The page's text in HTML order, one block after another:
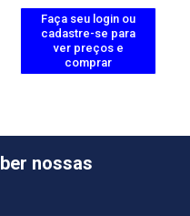
Faça seu login ou
cadastre-se para
ver preços e
comprar
nossas